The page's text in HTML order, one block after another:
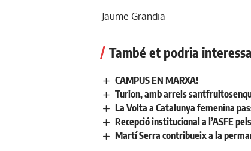
Jaume Grandia
També et podria
CAMPUS EN MARXA!
Turion, amb arrels
La Volta a Catalunya femenina
Recepció institucional a l’ASFE
Martí Serra contribueix a la